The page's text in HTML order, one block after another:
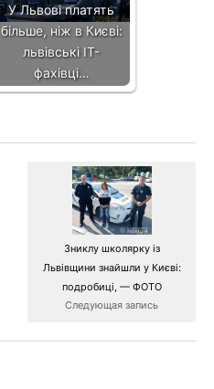
У Львові платять
більше, ніж в Києві:
львівські IT-
фахівці…
Зниклу школярку із
Львівщини знайшли у Києві:
подробиці, — ФОТО
Следующая запись